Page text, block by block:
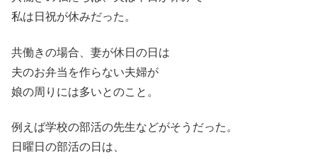
私は日祝が休みだった。
共働きの場合、妻が休日の日は
夫のお弁当を作らない夫婦が
娘の周りには多いとのこと。
例えば学校の部活の先生などがそうだった。
日曜日の部活の日は、